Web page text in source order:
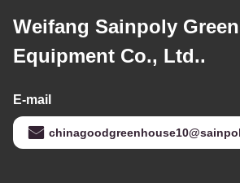
Weifang Sainpoly
Equipment Co., Ltd..
E-mail